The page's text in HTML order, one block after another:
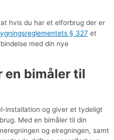
hvis du har et elforbrug der er
§ 327 et
med din nye
en bimåler til
installation og giver et tydeligt
Med en bimåler til din
og elregningen, samt